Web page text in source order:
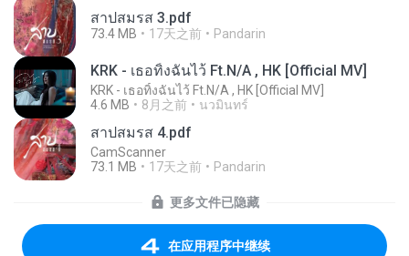
สาปสมรส 3.pdf
73.4 MB 17天之前 Pandarin
KRK - เธอทิ้งฉันไว้ Ft.N/A , HK [Official MV]
KRK - เธอทิ้งฉันไว้ Ft.N/A , HK [Official MV]
4.6 MB
8月之前 นวมินทร์
สาปสมรส 4.pdf
CamScanner
73.1 MB
17天之前 Pandarin
更多文件已隐藏
在应用程序中继续